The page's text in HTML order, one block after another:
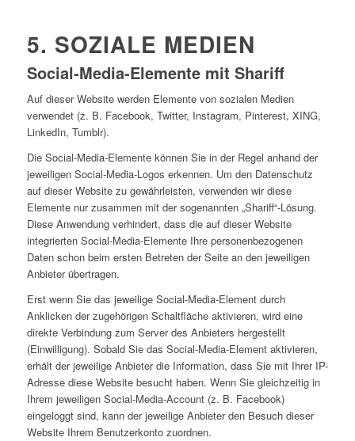
5. SOZIALE MEDIEN
Social-Media-Elemente mit Shariff
Auf dieser Website werden Elemente von sozialen Medien
verwendet (z. B. Facebook, Twitter, Instagram, Pinterest, XING,
LinkedIn, Tumblr).
Die Social-Media-Elemente können Sie in der Regel anhand der
jeweiligen Social-Media-Logos erkennen. Um den Datenschutz
auf dieser Website zu gewährleisten, verwenden wir diese
Elemente nur zusammen mit der sogenannten „Shariff“-Lösung.
Diese Anwendung verhindert, dass die auf dieser Website
integrierten Social-Media-Elemente Ihre personenbezogenen
Daten schon beim ersten Betreten der Seite an den jeweiligen
Anbieter übertragen.
Erst wenn Sie das jeweilige Social-Media-Element durch
Anklicken der zugehörigen Schaltfläche aktivieren, wird eine
direkte Verbindung zum Server des Anbieters hergestellt
(Einwilligung). Sobald Sie das Social-Media-Element aktivieren,
erhält der jeweilige Anbieter die Information, dass Sie mit Ihrer IP-
Adresse diese Website besucht haben. Wenn Sie gleichzeitig in
Ihrem jeweiligen Social-Media-Account (z. B. Facebook)
eingeloggt sind, kann der jeweilige Anbieter den Besuch dieser
Website Ihrem Benutzerkonto zuordnen.